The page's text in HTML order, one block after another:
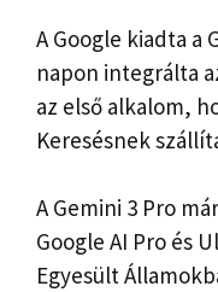
A Google kiadta a
napon integrálta
az első alkalom,
Keresésnek
A Gemini 3 Pro
Google AI Pro és
Egyesült